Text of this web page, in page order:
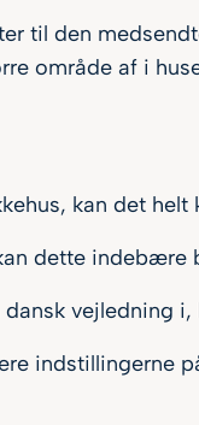
til den
område af i
kan det
dette indebære
vejledning
indstillingerne